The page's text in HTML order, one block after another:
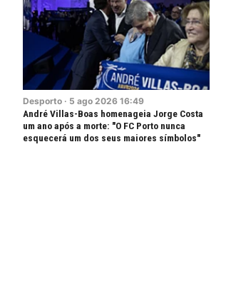
Desporto · 5 ago 2026 16:49
André Villas-Boas homenageia Jorge Costa
um ano após a morte: "O FC Porto nunca
esquecerá um dos seus maiores símbolos"